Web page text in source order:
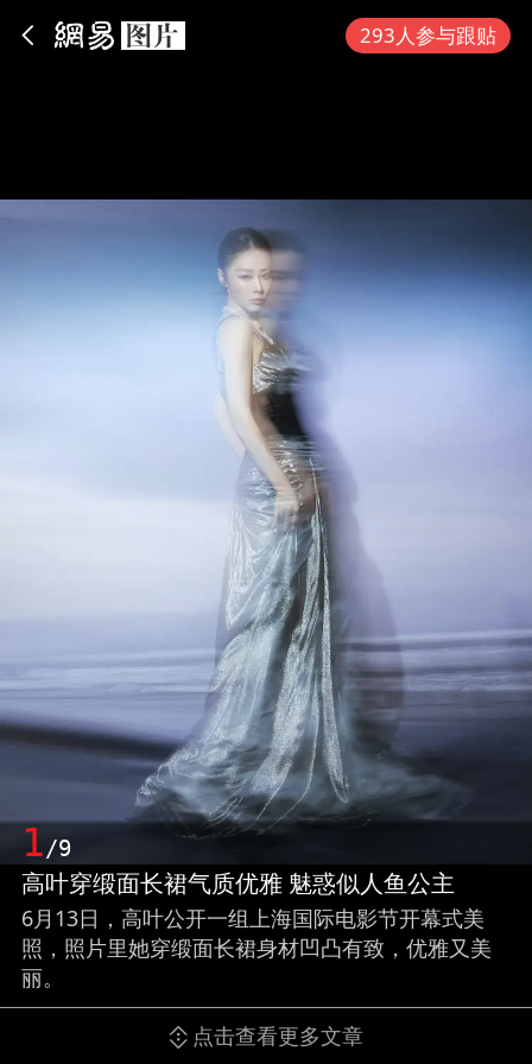
293人参与跟贴
1/9
高叶穿缎面长裙气质优雅 魅惑似人鱼公主
6月13日，高叶公开一组上海国际电影节开幕式美
照，照片里她穿缎面长裙身材凹凸有致，优雅又美
丽。
点击查看更多文章